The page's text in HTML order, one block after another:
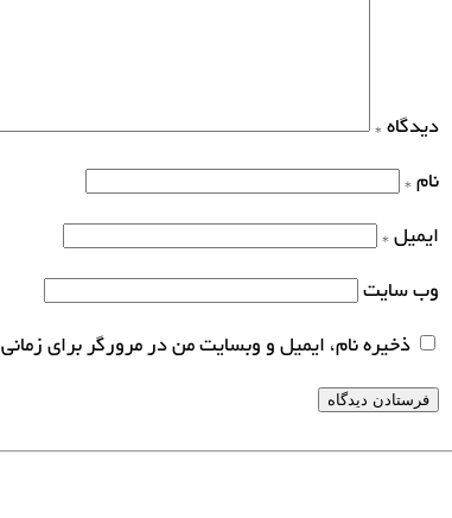
دیدگاه *
نام *
ایمیل *
وب‌ سایت
ذخیره نام، ایمیل و وبسایت من در مرورگر برای